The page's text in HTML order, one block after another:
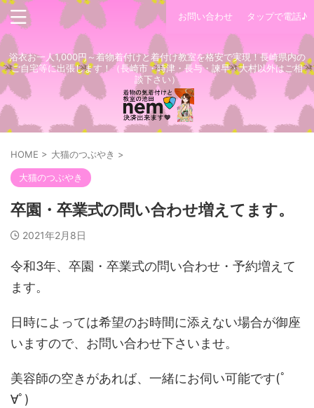
お問い合わせ タップで電話♪
浴衣お一人1,000円～着物着付けと着付け教室を格安で実現！長崎県内の
ご自宅等に出張します！（長崎市・時津・長与・諫早・大村以外はご相
談下さい）
HOME > 大猫のつぶやき >
大猫のつぶやき
卒園・卒業式の問い合わせ増えてます。
2021年2月8日
令和3年、卒園・卒業式の問い合わせ・予約増えて
ます。
日時によっては希望のお時間に添えない場合が御座
いますので、お問い合わせ下さいませ。
美容師の空きがあれば、一緒にお伺い可能です(ﾟ
∀ﾟ)